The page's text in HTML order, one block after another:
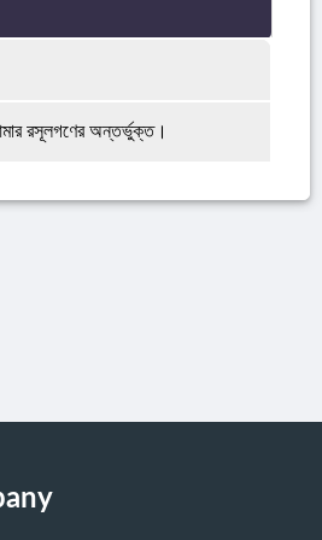
রসূলগণের অন্তর্ভুক্ত।